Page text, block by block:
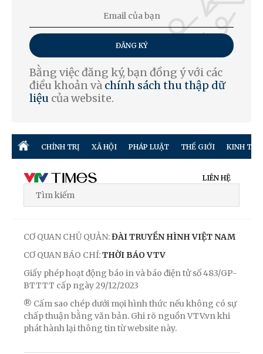
ĐĂNG KÝ
Bằng việc đăng ký, bạn đồng ý với các
điều khoản và chính sách thu thập dữ
liệu của website.
CHÍNH TRỊ XÃ HỘI PHÁP LUẬT THẾ GIỚI KINH TẾ
LIÊN HỆ
CƠ QUAN CHỦ QUẢN:ĐÀI TRUYỀN HÌNH VIỆT NAM
CƠ QUAN BÁO CHÍ:THỜI BÁO VTV
Giấy phép hoạt động báo in và báo điện tử số 483/GP-
BTTTT cấp ngày 29/12/2023
® Cấm sao chép dưới mọi hình thức nếu không có sự
chấp thuận bằng văn bản. Ghi rõ nguồn VTV.vn khi
phát hành lại thông tin từ website này.